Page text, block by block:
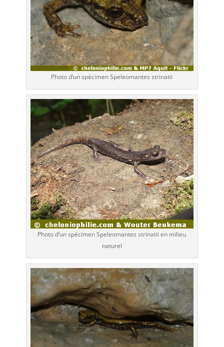
Photo d’un spécimen Speleomantes strinatii
Photo d’un spécimen Speleomantes strinatii en milieu
naturel